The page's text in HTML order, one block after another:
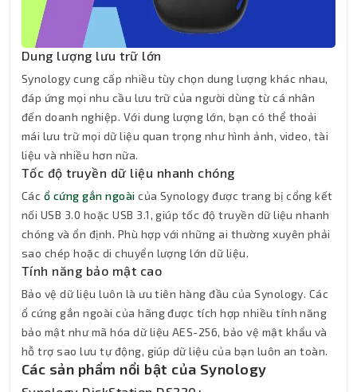
Dung lượng lưu trữ lớn
Synology cung cấp nhiều tùy chọn dung lượng khác nhau,
đáp ứng mọi nhu cầu lưu trữ của người dùng từ cá nhân
đến doanh nghiệp. Với dung lượng lớn, bạn có thể thoải
mái lưu trữ mọi dữ liệu quan trọng như hình ảnh, video, tài
liệu và nhiều hơn nữa.
Tốc độ truyền dữ liệu nhanh chóng
Các ổ cứng gắn ngoài của Synology được trang bị cổng kết
nối USB 3.0 hoặc USB 3.1, giúp tốc độ truyền dữ liệu nhanh
chóng và ổn định. Phù hợp với những ai thường xuyên phải
sao chép hoặc di chuyển lượng lớn dữ liệu.
Tính năng bảo mật cao
Bảo vệ dữ liệu luôn là ưu tiên hàng đầu của Synology. Các
ổ cứng gắn ngoài của hãng được tích hợp nhiều tính năng
bảo mật như mã hóa dữ liệu AES-256, bảo vệ mật khẩu và
hỗ trợ sao lưu tự động, giúp dữ liệu của bạn luôn an toàn.
Các sản phẩm nổi bật của Synology